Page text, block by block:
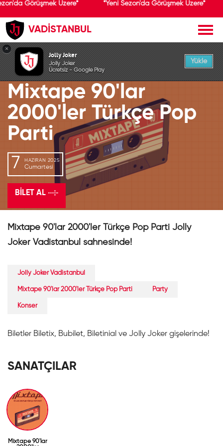
Görüşmek Üzere* *Yeni Sezon'da Görüşmek Üzere*
VADİSTANBUL
GEÇMİŞ ETKİNLİK
Mixtape 90'lar
2000'ler Türkçe Pop
Parti
7 HAZIRAN 2025
Cumartesi
BILET AL
Mixtape 90'lar 2000'ler Türkçe Pop Parti Jolly
Joker Vadistanbul sahnesinde!
Jolly Joker Vadistanbul
Mixtape 90'lar 2000'ler Türkçe Pop Parti Party
Konser
Biletler Biletix, Bubilet, Biletinial ve Jolly Joker gişelerinde!
SANATÇILAR
Mixtape 90'lar
×
Jolly Joker
Jolly Joker
Ücretsiz - Google Play
Yükle